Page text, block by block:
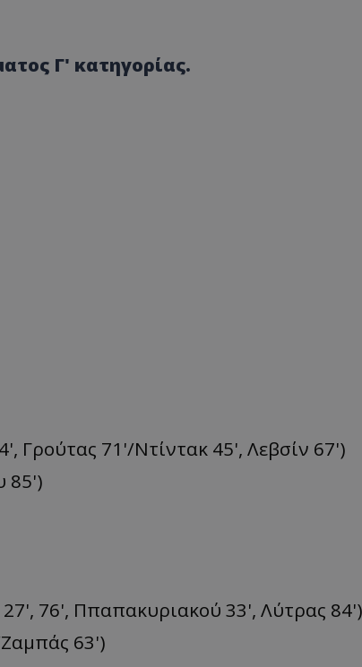
Γ' κατηγορίας.
Γρούτας 71'/Ντίντακ 45', Λεβσίν 67')
85')
76', Ππαπακυριακού 33', Λύτρας 84')
63')